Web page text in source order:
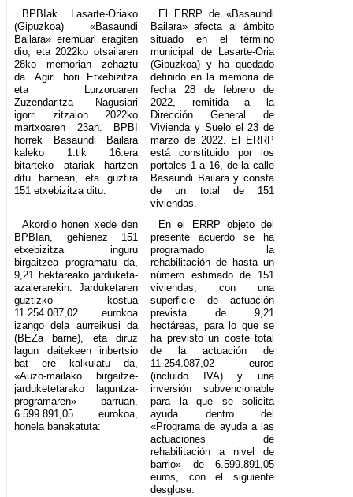
BPBIak Lasarte-Oriako
(Gipuzkoa) «Basaundi
Bailara» eremuari eragiten
dio, eta 2022ko otsailaren
28ko memorian zehaztu
da. Agiri hori Etxebizitza
eta Lurzoruaren
Zuzendaritza Nagusiari
igorri zitzaion 2022ko
martxoaren 23an. BPBI
horrek Basaundi Bailara
kaleko 1.tik 16.era
bitarteko atariak hartzen
ditu barnean, eta guztira
151 etxebizitza ditu.
El ERRP de «Basaundi
Bailara» afecta al ámbito
situado en el término
municipal de Lasarte-Oria
(Gipuzkoa) y ha quedado
definido en la memoria de
fecha 28 de febrero de
2022, remitida a la
Dirección General de
Vivienda y Suelo el 23 de
marzo de 2022. El ERRP
está constituido por los
portales 1 a 16, de la calle
Basaundi Bailara y consta
de un total de 151
viviendas.
Akordio honen xede den
BPBIan, gehienez 151
etxebizitza inguru
birgaitzea programatu da,
9,21 hektareako jarduketa-
azalerarekin. Jarduketaren
guztizko kostua
11.254.087,02 eurokoa
izango dela aurreikusi da
(BEZa barne), eta diruz
lagun daitekeen inbertsio
bat ere kalkulatu da,
«Auzo-mailako birgaitze-
jarduketetarako laguntza-
programaren» barruan,
6.599.891,05 eurokoa,
honela banakatuta:
En el ERRP objeto del
presente acuerdo se ha
programado la
rehabilitación de hasta un
número estimado de 151
viviendas, con una
superficie de actuación
prevista de 9,21
hectáreas, para lo que se
ha previsto un coste total
de la actuación de
11.254.087,02 euros
(incluido IVA) y una
inversión subvencionable
para la que se solicita
ayuda dentro del
«Programa de ayuda a las
actuaciones de
rehabilitación a nivel de
barrio» de 6.599.891,05
euros, con el siguiente
desglose: